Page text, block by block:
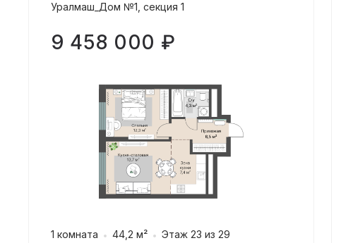
Уралмаш_Дом №1, секция 1
9 458 000 ₽
1 комната 44,2 м²
Этаж 23 из 29